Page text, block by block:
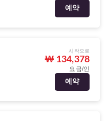
예약
시작으로
₩ 134,378
요금/인
예약